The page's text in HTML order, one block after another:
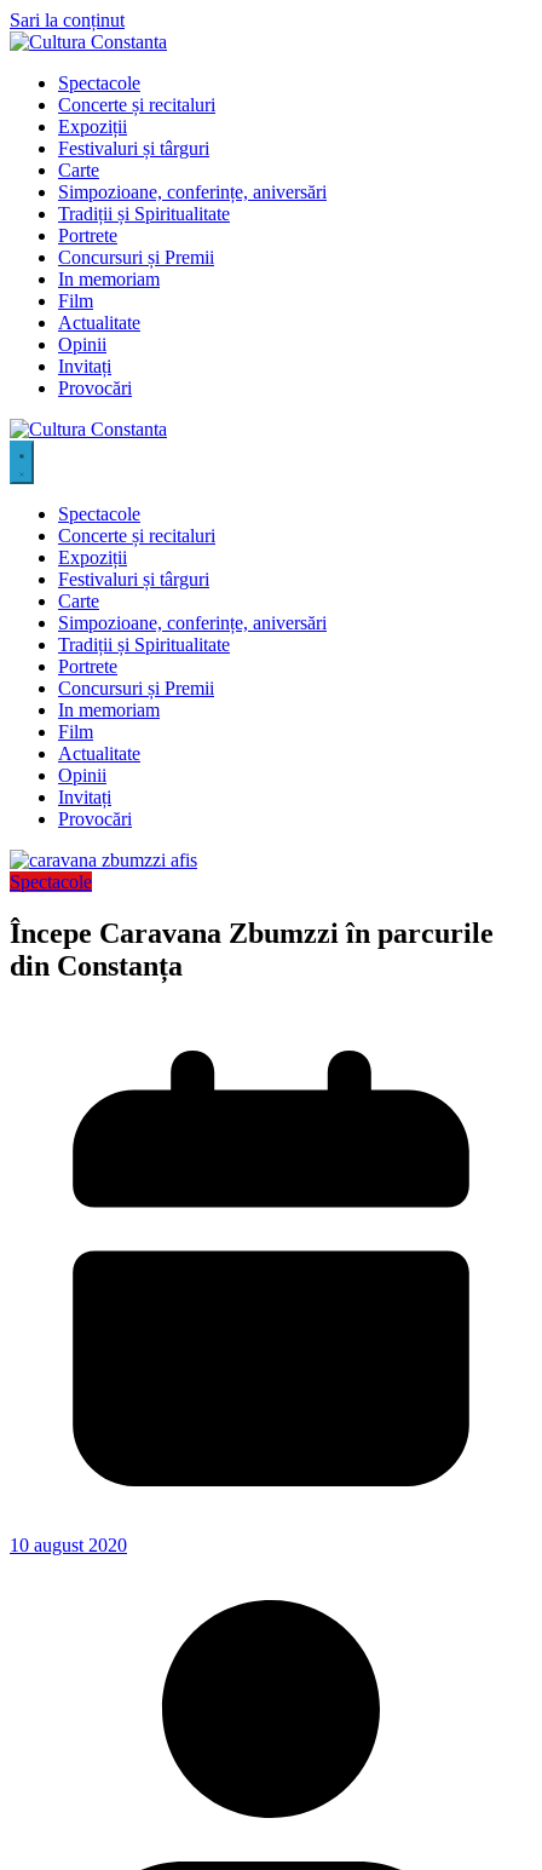
Sari la conținut
Spectacole
Concerte și recitaluri
Expoziții
Festivaluri și târguri
Carte
Simpozioane, conferințe, aniversări
Tradiții și Spiritualitate
Portrete
Concursuri și Premii
In memoriam
Film
Actualitate
Opinii
Invitați
Provocări
Spectacole
Concerte și recitaluri
Expoziții
Festivaluri și târguri
Carte
Simpozioane, conferințe, aniversări
Tradiții și Spiritualitate
Portrete
Concursuri și Premii
In memoriam
Film
Actualitate
Opinii
Invitați
Provocări
Spectacole
Începe Caravana Zbumzzi în parcurile
din Constanța
10 august 2020